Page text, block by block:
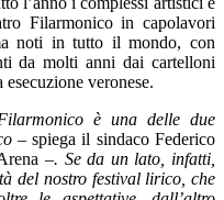
Filarmonico in capolavori
noti in tutto il mondo, con
da molti anni dai cartelloni
veronese.
è una delle due
–spiega il sindaco Federico
–. Se da un lato, infatti,
del nostro festival lirico, che